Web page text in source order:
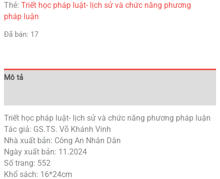
Thẻ: Triết học pháp luật- lịch sử và chức năng phương
pháp luận
Đã bán: 17
Mô tả
Triết học pháp luật- lịch sử và chức năng phương pháp luận
Tác giả: GS.TS. Võ Khánh Vinh
Nhà xuất bản: Công An Nhân Dân
Ngày xuất bản: 11.2024
Số trang: 552
Khổ sách: 16*24cm